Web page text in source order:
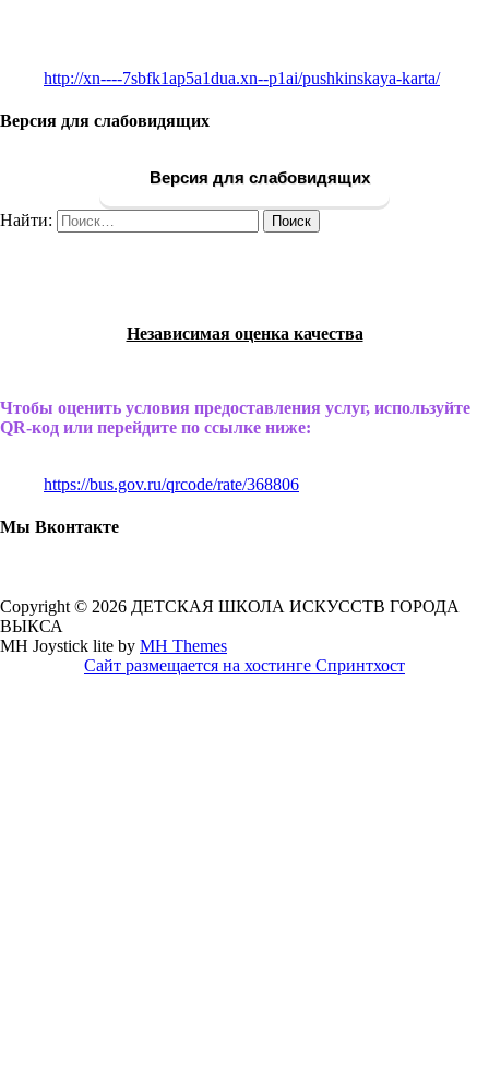
http://xn----7sbfk1ap5a1dua.xn--p1ai/pushkinskaya-karta/
Версия для слабовидящих
Версия для слабовидящих
Найти:
Независимая оценка качества
Чтобы оценить условия предоставления услуг, используйте
QR-код или перейдите по ссылке ниже:
https://bus.gov.ru/qrcode/rate/368806
Мы Вконтакте
Copyright © 2026 ДЕТСКАЯ ШКОЛА ИСКУССТВ ГОРОДА
ВЫКСА
MH Joystick lite by MH Themes
Сайт размещается на хостинге Спринтхост